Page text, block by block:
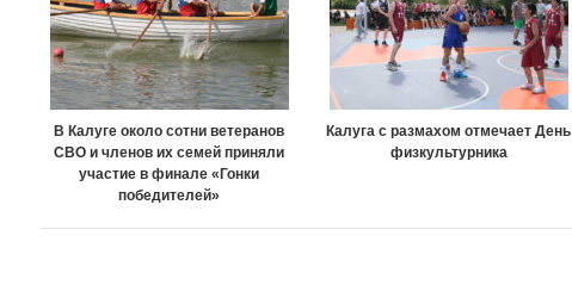
В Калуге около сотни ветеранов
СВО и членов их семей приняли
участие в финале «Гонки
победителей»
Калуга с размахом отмечает День
физкультурника